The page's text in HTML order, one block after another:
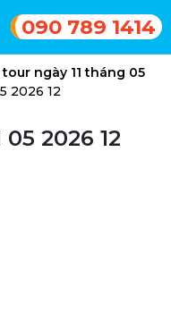
090 789 1414
ngày 11 tháng 05
2026 12
2026 12